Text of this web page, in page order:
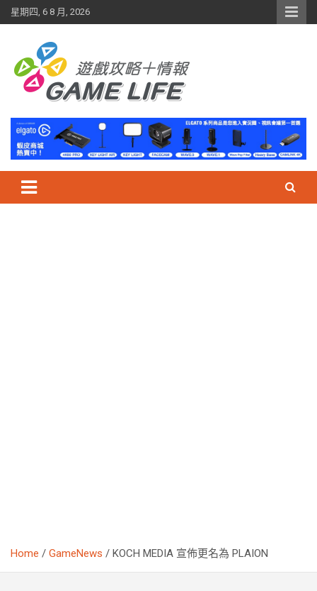
Skip
to
星期四, 6 8 月, 2026
Home GameNews KOCH MEDIA 宣佈更名為 PLAION